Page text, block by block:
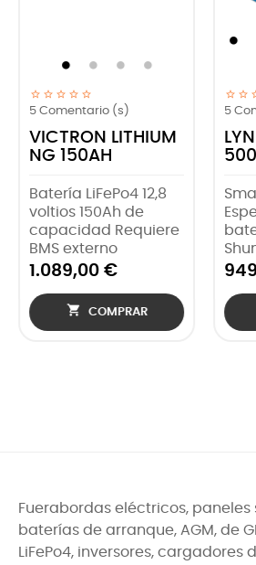
5 Comentario (s)
VICTRON LITHIUM
NG 150AH
Batería LiFePo4 12,8
voltios 150Ah de
capacidad Requiere
BMS externo
1.089,00 €
 COMPRAR
5
Fuerabordas eléctricos, paneles
baterías de arranque, AGM, de
LiFePo4, inversores, cargadores